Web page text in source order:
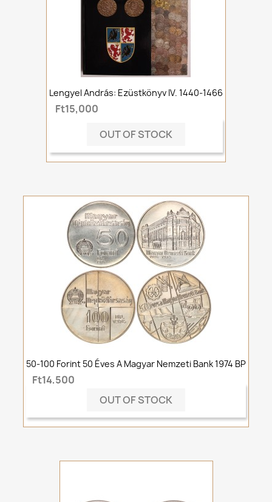
Lengyel András: Ezüstkönyv IV. 1440-1466
Ft15,000
OUT OF STOCK
50-100 Forint 50 Éves A Magyar Nemzeti Bank 1974 BP
Ft14,500
OUT OF STOCK